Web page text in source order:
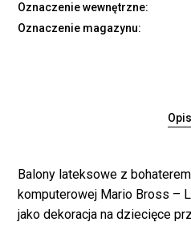
Oznaczenie wewnętrzne:
Oznaczenie magazynu:
Opis
Balony lateksowe z
komputerowej Mario Bross –
jako dekoracja na dziecięce